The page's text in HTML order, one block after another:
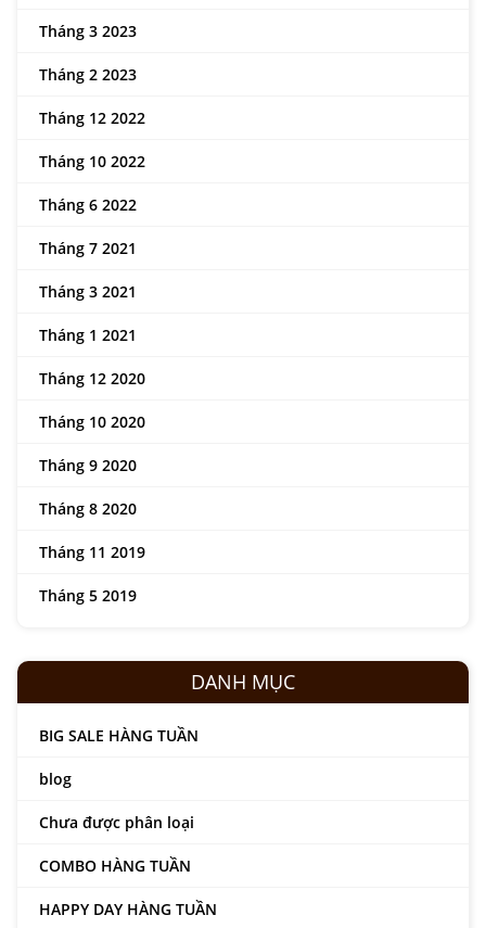
Tháng 3 2023
Tháng 2 2023
Tháng 12 2022
Tháng 10 2022
Tháng 6 2022
Tháng 7 2021
Tháng 3 2021
Tháng 1 2021
Tháng 12 2020
Tháng 10 2020
Tháng 9 2020
Tháng 8 2020
Tháng 11 2019
Tháng 5 2019
DANH MỤC
BIG SALE HÀNG TUẦN
blog
Chưa được phân loại
COMBO HÀNG TUẦN
HAPPY DAY HÀNG TUẦN